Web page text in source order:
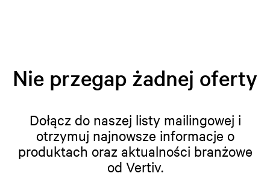
Nie przegap żadnej oferty
Dołącz do naszej listy mailingowej i
otrzymuj najnowsze informacje o
produktach oraz aktualności branżowe
od Vertiv.